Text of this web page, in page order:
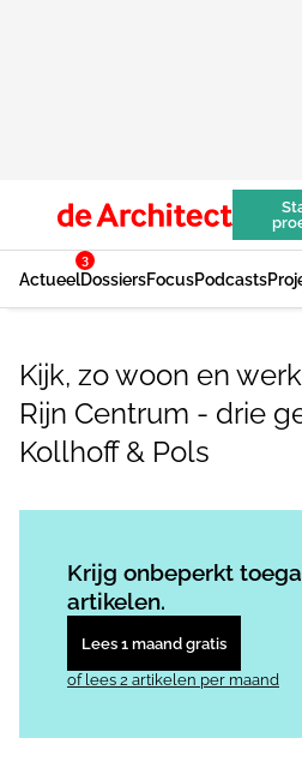
Actueel
3
DossiersFocusPodcasts
Kijk, zo woon en
Rijn Centrum - drie
Kollhoff & Pols
Krijg onbeperkt
artikelen.
Lees 1 maand gratis
of lees 2 artikelen per maand